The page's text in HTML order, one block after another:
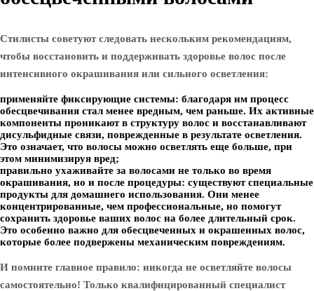
Стилисты советуют следовать нескольким рекомендациям,
чтобы восстановить и поддерживать здоровье волос после
интенсивного окрашивания или сильного осветления:
применяйте фиксирующие системы: благодаря им процесс
обесцвечивания стал менее вредным, чем раньше. Их активные
компоненты проникают в структуру волос и восстанавливают
дисульфидные связи, поврежденные в результате осветления.
Это означает, что волосы можно осветлять еще больше, при
этом минимизируя вред;
правильно ухаживайте за волосами не только во время
окрашивания, но и после процедуры: существуют специальные
продукты для домашнего использования. Они менее
концентрированные, чем профессиональные, но помогут
сохранить здоровье ваших волос на более длительный срок.
Это особенно важно для обесцвеченных и окрашенных волос,
которые более подвержены механическим повреждениям.
И помните главное правило: никогда не осветляйте волосы
самостоятельно! Только квалифицированный специалист